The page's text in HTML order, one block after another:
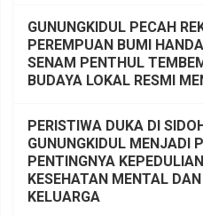
GUNUNGKIDUL PECAH
PEREMPUAN BUMI
SENAM PENTHUL
BUDAYA LOKAL RESMI
PERISTIWA DUKA DI
GUNUNGKIDUL MENJADI
PENTINGNYA
KESEHATAN MENTAL
KELUARGA